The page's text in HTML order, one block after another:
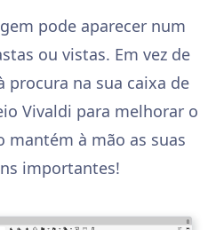
pode aparecer num
ou vistas. Em vez de
procura na sua caixa de
Vivaldi para melhorar o
mantém à mão as suas
importantes!